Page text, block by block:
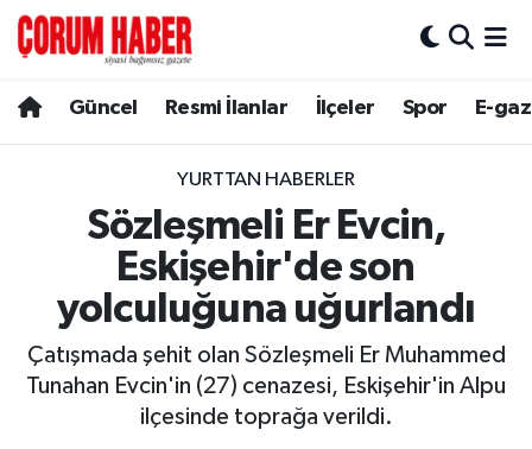
Güncel Resmi İlanlar İlçeler Spor E-
YURTTAN HABERLER
Sözleşmeli Er Evcin,
Eskişehir'de son
yolculuğuna uğurlandı
Çatışmada şehit olan Sözleşmeli Er Muhammed
Tunahan Evcin'in (27) cenazesi, Eskişehir'in Alpu
ilçesinde toprağa verildi.
Spor
Resmi İlanlar
Bayat
Boğazkale
Hava Durumu
Çorum Namaz Vakitleri
Trafik Durumu
Süper Lig Puan Durumu ve Fikstür
Tüm Manşetler